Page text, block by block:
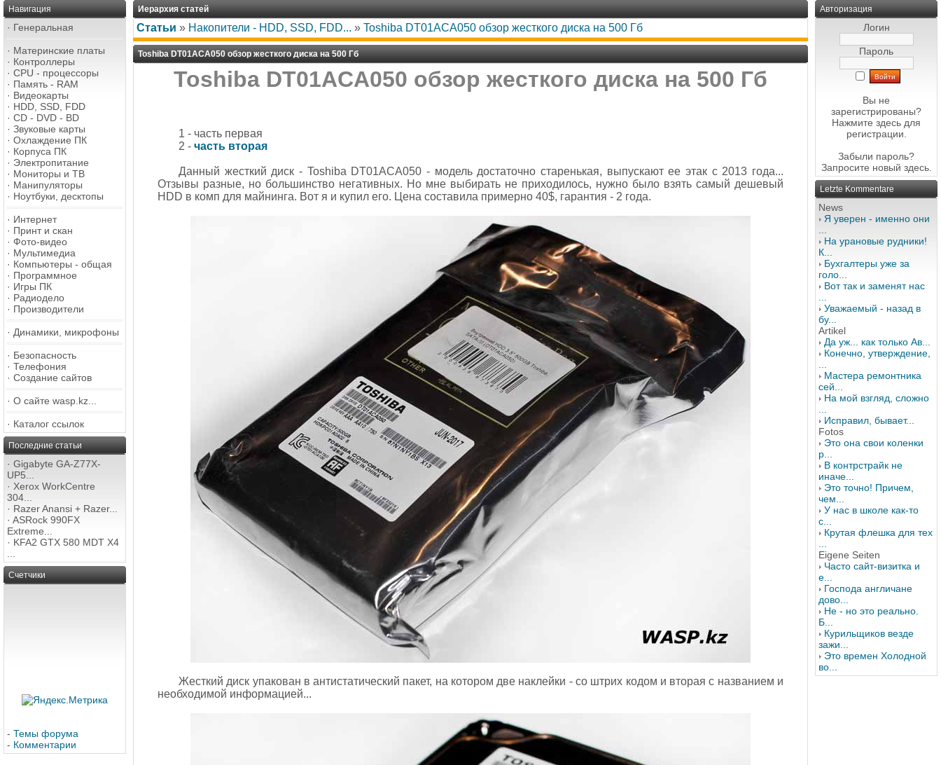
Навигация
· Генеральная
· Материнские платы
· Контроллеры
· CPU - процессоры
· Память - RAM
· Видеокарты
· HDD, SSD, FDD
· CD - DVD - BD
· Звуковые карты
· Охлаждение ПК
· Корпуса ПК
· Электропитание
· Мониторы и ТВ
· Манипуляторы
· Ноутбуки, десктопы
· Интернет
· Принт и скан
· Фото-видео
· Мультимедиа
· Компьютеры - общая
· Программное
· Игры ПК
· Радиодело
· Производители
· Динамики, микрофоны
· Безопасность
· Телефония
· Создание сайтов
· О сайте wasp.kz...
· Каталог ссылок
Последние статьи
· Gigabyte GA-Z77X-
UP5...
· Xerox WorkCentre
304...
· Razer Anansi + Razer...
· ASRock 990FX
Extreme...
· KFA2 GTX 580 MDT X4
Счетчики
- Темы форума
- Комментарии
Иерархия статей
Статьи » Накопители - HDD, SSD, FDD... » Toshiba DT01ACA050 обзор жесткого диска на 500 Гб
Toshiba DT01ACA050 обзор жесткого диска на 500 Гб
Toshiba DT01ACA050 обзор жесткого диска на 500 Гб
1 - часть первая
2 - часть вторая
Данный жесткий диск - Toshiba DT01ACA050 - модель достаточно старенькая, выпускают ее этак с 2013 года...
Отзывы разные, но большинство негативных. Но мне выбирать не приходилось, нужно было взять самый дешевый
HDD в комп для майнинга. Вот я и купил его. Цена составила примерно 40$, гарантия - 2 года.
Жесткий диск упакован в антистатический пакет, на котором две наклейки - со штрих кодом и вторая с названием и
необходимой информацией...
Авторизация
Логин
Пароль
Вы не
зарегистрированы?
Нажмите здесь для
регистрации.
Забыли пароль?
Запросите новый здесь.
Letzte Kommentare
News
Я уверен - именно они
На урановые рудники!
К...
Бухгалтеры уже за
голо...
Вот так и заменят нас
Уважаемый - назад в
бу...
Artikel
Да уж... как только Ав...
Конечно, утверждение,
Мастера ремонтника
сей...
На мой взгляд, сложно
Исправил, бывает...
Fotos
Это она свои коленки
р...
В контрстрайк не
иначе...
Это точно! Причем,
чем...
У нас в школе как-то
с...
Крутая флешка для тех
Eigene Seiten
Часто сайт-визитка и
е...
Господа англичане
дово...
Не - но это реально.
Б...
Курильщиков везде
зажи...
Это времен Холодной
во...